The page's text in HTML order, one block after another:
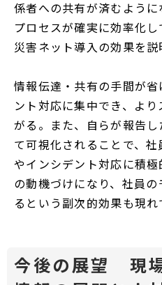
係者への共有が済むよう
プロセスが確実に効率化
災害ネット導入の効果を説
情報伝達・共有の手間が
ント対応に集中でき、よ
がる。また、自らが報告
て可視化されることで、
やインシデント対応に積
の動機づけになり、社員
るという副次的効果も現れ
今後の展望 現